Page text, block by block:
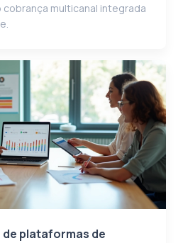
cobrança multicanal integrada
plataformas de